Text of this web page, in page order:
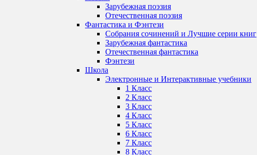
Зарубежная поэзия
Отечественная поэзия
Фантастика и Фэнтези
Собрания сочинений и Лучшие серии книг
Зарубежная фантастика
Отечественная фантастика
Фэнтези
Школа
Электронные и Интерактивные учебники
1 Класс
2 Класс
3 Класс
4 Класс
5 Класс
6 Класс
7 Класс
8 Класс